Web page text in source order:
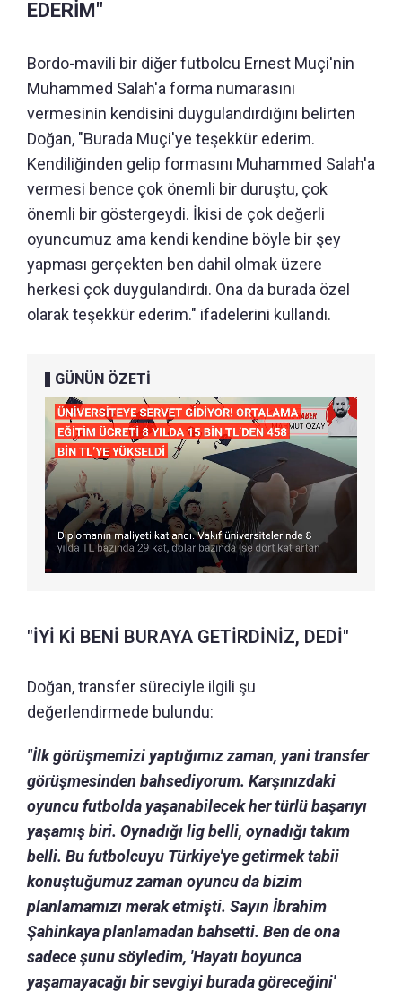
EDERİM"
Bordo-mavili bir diğer futbolcu Ernest Muçi'nin
Muhammed Salah'a forma numarasını
vermesinin kendisini duygulandırdığını belirten
Doğan, "Burada Muçi'ye teşekkür ederim.
Kendiliğinden gelip formasını Muhammed Salah'a
vermesi bence çok önemli bir duruştu, çok
önemli bir göstergeydi. İkisi de çok değerli
oyuncumuz ama kendi kendine böyle bir şey
yapması gerçekten ben dahil olmak üzere
herkesi çok duygulandırdı. Ona da burada özel
olarak teşekkür ederim." ifadelerini kullandı.
GÜNÜN ÖZETİ
"İYİ Kİ BENİ BURAYA GETİRDİNİZ, DEDİ"
Doğan, transfer süreciyle ilgili şu
değerlendirmede bulundu:
"İlk görüşmemizi yaptığımız zaman, yani transfer
görüşmesinden bahsediyorum. Karşınızdaki
oyuncu futbolda yaşanabilecek her türlü başarıyı
yaşamış biri. Oynadığı lig belli, oynadığı takım
belli. Bu futbolcuyu Türkiye'ye getirmek tabii
konuştuğumuz zaman oyuncu da bizim
planlamamızı merak etmişti. Sayın İbrahim
Şahinkaya planlamadan bahsetti. Ben de ona
sadece şunu söyledim, 'Hayatı boyunca
yaşamayacağı bir sevgiyi burada göreceğini'